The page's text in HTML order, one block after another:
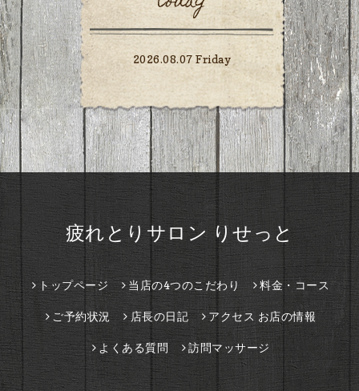
2026.08.07 Friday
疲れとりサロン りせっと
トップページ 当店の4つのこだわり 料金・コース
ご予約状況 店長の日記 アクセス お店の情報
よくある質問 訪問マッサージ